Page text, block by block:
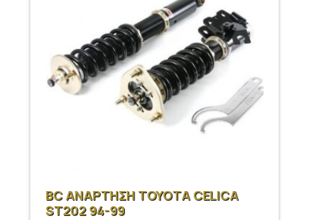
BC ΑΝΑΡΤΗΣΗ ΤΟΥΟΤΑ CELICA
ST202 94-99